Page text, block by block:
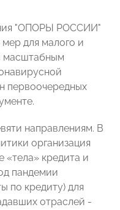
"ОПОРЫ РОССИИ"
для малого и
масштабным
первоочередных
направлениям. В
организация
«тела» кредита и
пандемии
по кредиту) для
отраслей -